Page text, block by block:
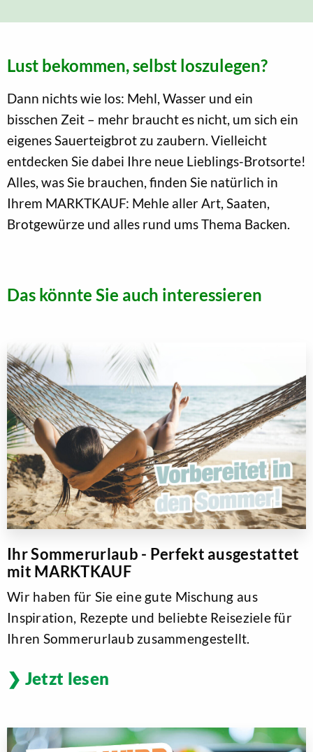
Lust bekommen, selbst loszulegen?
Dann nichts wie los: Mehl, Wasser und ein
bisschen Zeit – mehr braucht es nicht, um sich ein
eigenes Sauerteigbrot zu zaubern. Vielleicht
entdecken Sie dabei Ihre neue Lieblings-Brotsorte!
Alles, was Sie brauchen, finden Sie natürlich in
Ihrem MARKTKAUF: Mehle aller Art, Saaten,
Brotgewürze und alles rund ums Thema Backen.
Das könnte Sie auch interessieren
Ihr Sommerurlaub - Perfekt ausgestattet
mit MARKTKAUF
Wir haben für Sie eine gute Mischung aus
Inspiration, Rezepte und beliebte Reiseziele für
Ihren Sommerurlaub zusammengestellt.
Jetzt lesen